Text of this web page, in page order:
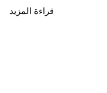
قراءة المزيد